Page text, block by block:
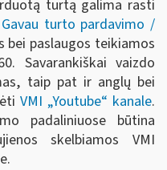
turtą galima rasti
Gavau turto pardavimo /
bei paslaugos teikiamos
Savarankiškai vaizdo
taip pat ir anglų bei
VMI „Youtube“ kanale.
padaliniuose būtina
skelbiamos VMI